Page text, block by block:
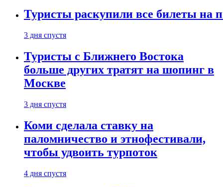
Туристы раскупили все билеты на
3 дня спустя
Туристы с Ближнего Востока
больше других тратят на шопинг в
Москве
3 дня спустя
Коми сделала ставку на
паломничество и этнофестивали,
чтобы удвоить турпоток
4 дня спустя